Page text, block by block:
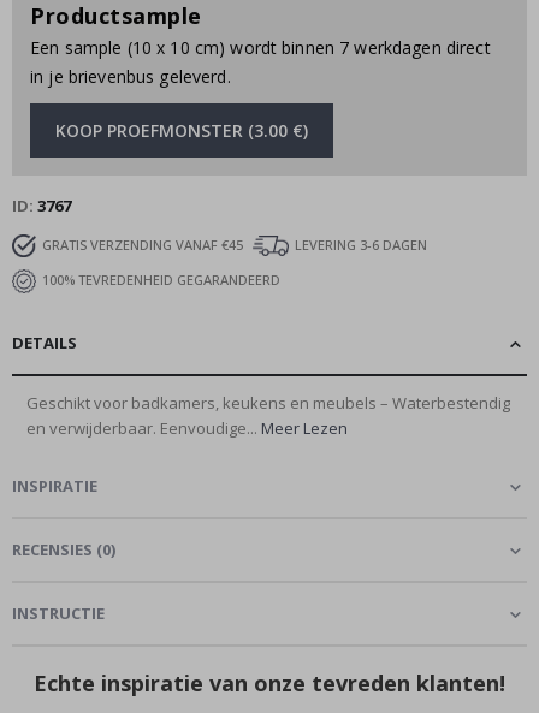
Productsample
Een sample (10 x 10 cm) wordt binnen 7 werkdagen direct
in je brievenbus geleverd.
KOOP PROEFMONSTER (3.00 €)
ID 3767
GRATIS VERZENDING VANAF €45
LEVERING 3-6 DAGEN
100% TEVREDENHEID GEGARANDEERD
DETAILS
Geschikt voor badkamers, keukens en meubels – Waterbestendig
en verwijderbaar. Eenvoudige... Meer Lezen
INSPIRATIE
RECENSIES (0)
INSTRUCTIE
Echte inspiratie van onze tevreden klanten!